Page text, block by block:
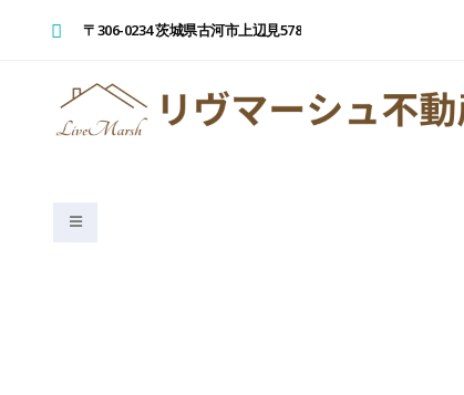
〒306-0234 茨城県古河市上辺見578